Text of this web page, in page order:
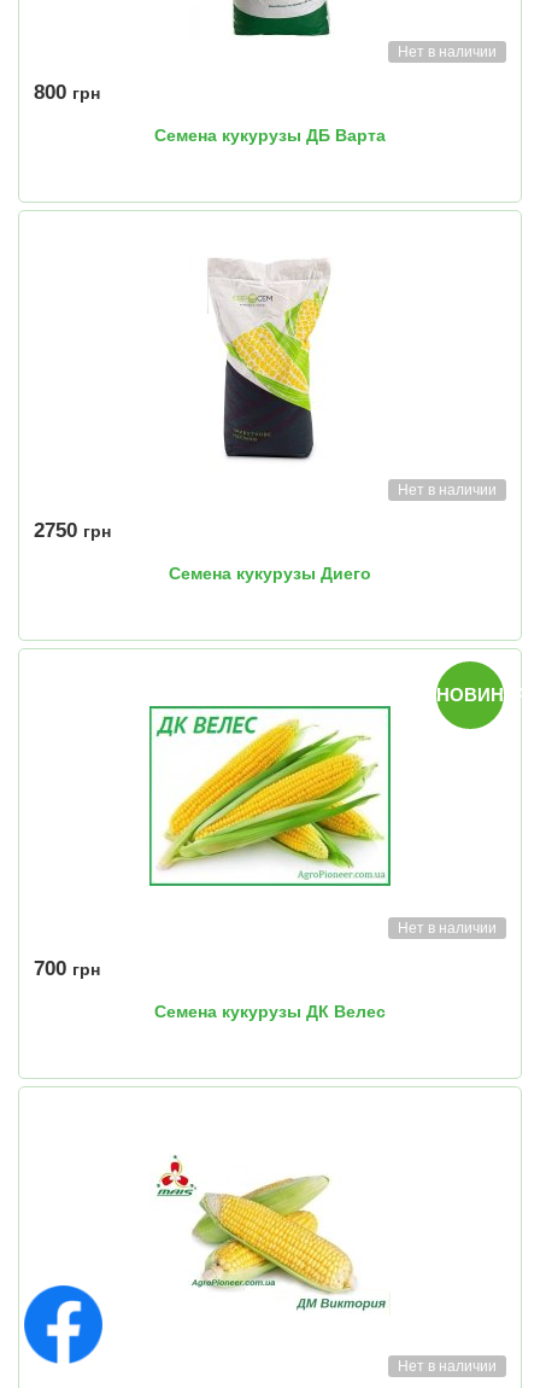
Нет в наличии
800 грн
Семена кукурузы ДБ Варта
Нет в наличии
2750 грн
Семена кукурузы Диего
НОВИНКА
Нет в наличии
700 грн
Семена кукурузы ДК Велес
Нет в наличии